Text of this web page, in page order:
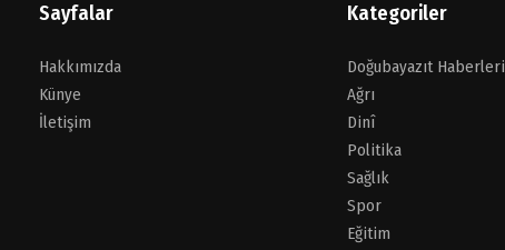
Sayfalar
Hakkımızda
Künye
İletişim
Kategoriler
Doğubayazıt Haberleri
Ağrı
Dinî
Politika
Sağlık
Spor
Eğitim